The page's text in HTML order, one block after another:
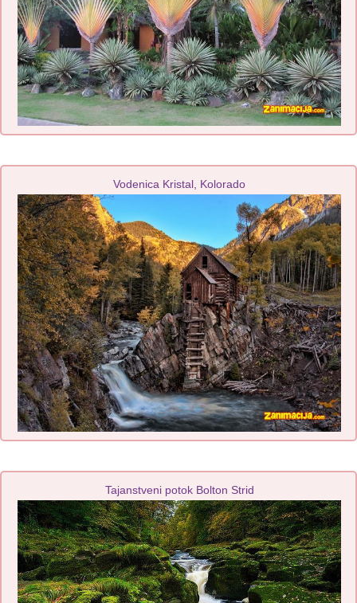
Vodenica Kristal, Kolorado
Tajanstveni potok Bolton Strid